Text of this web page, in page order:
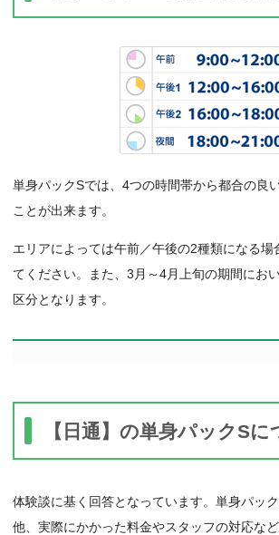
単身パックSでは、4つの時間帯から都合の良
ことが出来ます。
エリアによっては午前／午後の2種類になる場
てください。また、3月～4月上旬の期間にお
区分となります。
【日通】の単身パックS
体験談に基く回答となっています。単身パッ
他、実際にかかった料金やスタッフの対応な